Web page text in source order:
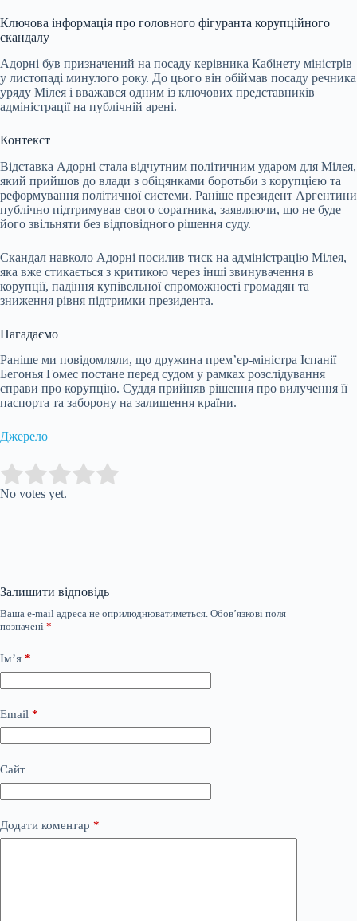
Ключова інформація про головного фігуранта корупційного
скандалу
Адорні був призначений на посаду керівника Кабінету міністрів
у листопаді минулого року. До цього він обіймав посаду речника
уряду Мілея і вважався одним із ключових представників
адміністрації на публічній арені.
Контекст
Відставка Адорні стала відчутним політичним ударом для Мілея,
який прийшов до влади з обіцянками боротьби з корупцією та
реформування політичної системи. Раніше президент Аргентини
публічно підтримував свого соратника, заявляючи, що не буде
його звільняти без відповідного рішення суду.
Скандал навколо Адорні посилив тиск на адміністрацію Мілея,
яка вже стикається з критикою через інші звинувачення в
корупції, падіння купівельної спроможності громадян та
зниження рівня підтримки президента.
Нагадаємо
Раніше ми повідомляли, що дружина прем’єр-міністра Іспанії
Бегонья Гомес постане перед судом у рамках розслідування
справи про корупцію. Суддя прийняв рішення про вилучення її
паспорта та заборону на залишення країни.
Джерело
Rate this item:
No votes yet.
Залишити відповідь
Ваша e-mail адреса не оприлюднюватиметься. Обов’язкові поля
позначені *
Ім’я *
Email *
Сайт
Додати коментар *